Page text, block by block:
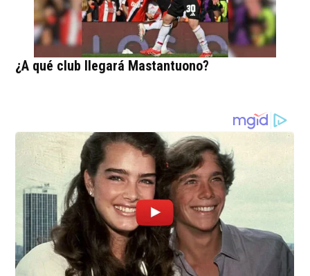
¿A qué club llegará Mastantuono?